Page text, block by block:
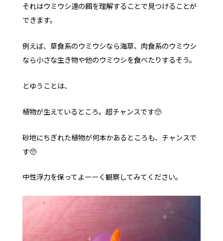
それはウミウシ達の餌を理解することで見つけることが
できます。
例えば、草食系のウミウシなら海草、肉食系のウミウシ
なら小さな生き物や他のウミウシを食べたりするそう。
とゆうことは、
植物が生えているところ。超チャンスです🥺
砂地にちぎれた植物が何本かあるところも、チャンスで
す🥺
中性浮力を保ってよーーく観察してみてください。